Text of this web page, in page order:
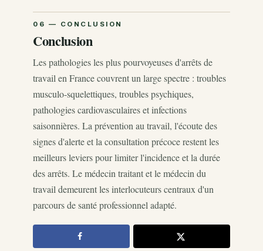
Conclusion
Les pathologies les plus pourvoyeuses d'arrêts de
travail en France couvrent un large spectre : troubles
musculo-squelettiques, troubles psychiques,
pathologies cardiovasculaires et infections
saisonnières. La prévention au travail, l'écoute des
signes d'alerte et la consultation précoce restent les
meilleurs leviers pour limiter l'incidence et la durée
des arrêts. Le médecin traitant et le médecin du
travail demeurent les interlocuteurs centraux d'un
parcours de santé professionnel adapté.